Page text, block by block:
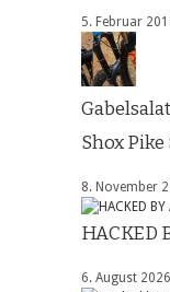
5. Februar
Shox Pike
8. November
HACKED
6. August 2026